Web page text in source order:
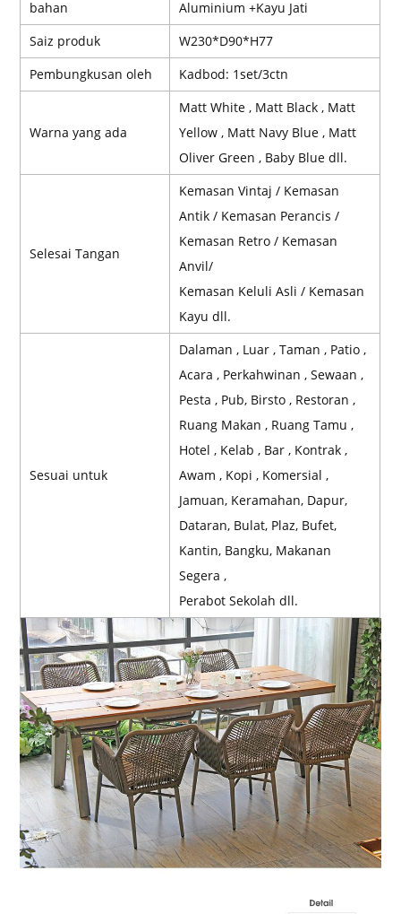
bahan
Aluminium +Kayu Jati
Saiz produk
W230*D90*H77
Pembungkusan oleh
Kadbod: 1set/3ctn
Warna yang ada
Matt White , Matt Black , Matt
Yellow , Matt Navy Blue , Matt
Oliver Green , Baby Blue dll.
Selesai Tangan
Kemasan Vintaj / Kemasan
Antik / Kemasan Perancis /
Kemasan Retro / Kemasan
Anvil/
Kemasan Keluli Asli / Kemasan
Kayu dll.
Sesuai untuk
Dalaman , Luar , Taman , Patio ,
Acara , Perkahwinan , Sewaan ,
Pesta , Pub, Birsto , Restoran ,
Ruang Makan , Ruang Tamu ,
Hotel , Kelab , Bar , Kontrak ,
Awam , Kopi , Komersial ,
Jamuan, Keramahan, Dapur,
Dataran, Bulat, Plaz, Bufet,
Kantin, Bangku, Makanan
Segera ,
Perabot Sekolah dll.